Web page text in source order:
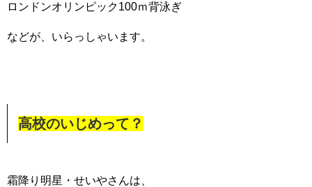
ロンドンオリンピック100ｍ背泳ぎ
などが、いらっしゃいます。
高校のいじめって？
霜降り明星・せいやさんは、